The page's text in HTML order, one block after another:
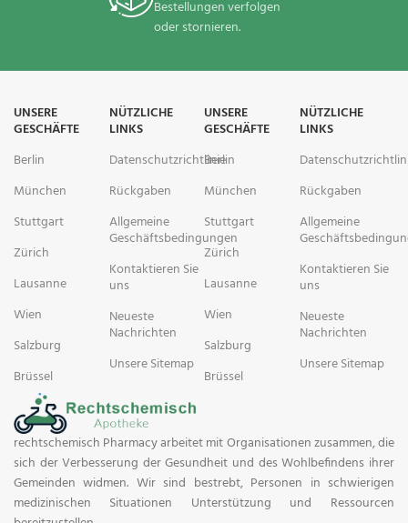
Bestellungen verfolgen
oder stornieren.
UNSERE
GESCHÄFTE
Berlin
München
Stuttgart
Zürich
Lausanne
Wien
Salzburg
Brüssel
NÜTZLICHE
LINKS
Datenschutzrichtlinie
Rückgaben
Allgemeine
Geschäftsbedingungen
Kontaktieren Sie
uns
Neueste
Nachrichten
Unsere Sitemap
UNSERE
GESCHÄFTE
Berlin
München
Stuttgart
Zürich
Lausanne
Wien
Salzburg
Brüssel
NÜTZLICHE
LINKS
Rückgaben
Allgemeine
Kontaktieren Sie
uns
Neueste
Nachrichten
Unsere Sitemap
rechtschemisch Pharmacy arbeitet mit Organisationen zusammen, die
sich der Verbesserung der Gesundheit und des Wohlbefindens ihrer
Gemeinden widmen. Wir sind bestrebt, Personen in schwierigen
medizinischen Situationen Unterstützung und Ressourcen